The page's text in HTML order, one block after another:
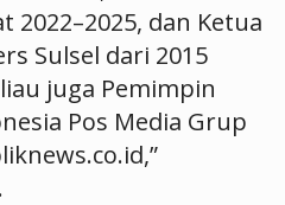
2022–2025, dan Ketua
Sulsel dari 2015
juga Pemimpin
Pos Media Grup